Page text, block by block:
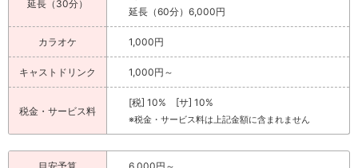
延長（30分）
延長（60分）6,000円
カラオケ 1,000円
キャストドリンク 1,000円～
税金・サービス料
[税] 10% [サ] 10%
※税金・サービス料は上記金額に含まれません